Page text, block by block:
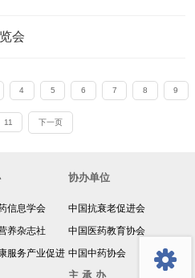
会
4 5 6 7 8 9
11 下一页
信息学会
养杂志社
服务产业促进
协办单位
中国抗衰老促进会
中国医药教育协会
中国中药协会
主 承 办